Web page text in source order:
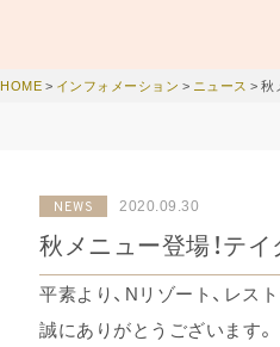
HOME> インフォメーション > ニュース >秋
NEWS 2020.09.30
秋メニュー登場！テ
平素より、Nリゾート、レス
誠にありがとうございます。